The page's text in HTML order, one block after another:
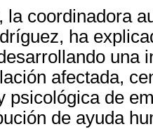
la coordinadora
ha
una
afectada,
psicológica de
de ayuda